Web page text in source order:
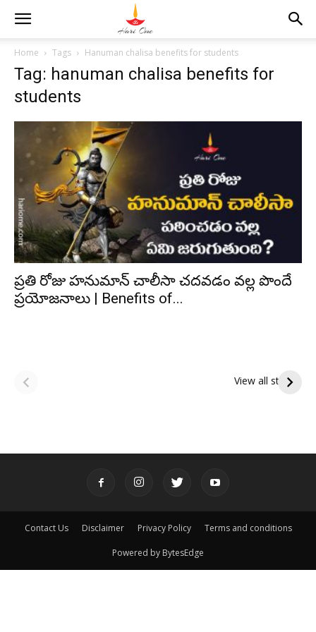
Home Tags Hanuman chalisa benefits for students
Tag: hanuman chalisa benefits for
students
ప్రతి రోజు హనుమాన్ చాలీసా చదవడం వల్ల పొందే
ప్రయోజనాలు | Benefits of...
View all stories
పితృదేవతల ఆశీర్వాదం
ఇంద్రకీలాద్రి గిరి ప్రదక్షిణ
Contact Us Disclaimer Privacy Policy Terms and conditions
Powered by BytesEdge